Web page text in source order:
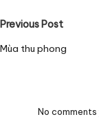
Post
navigation
Previous Post
Mùa thu phong
No